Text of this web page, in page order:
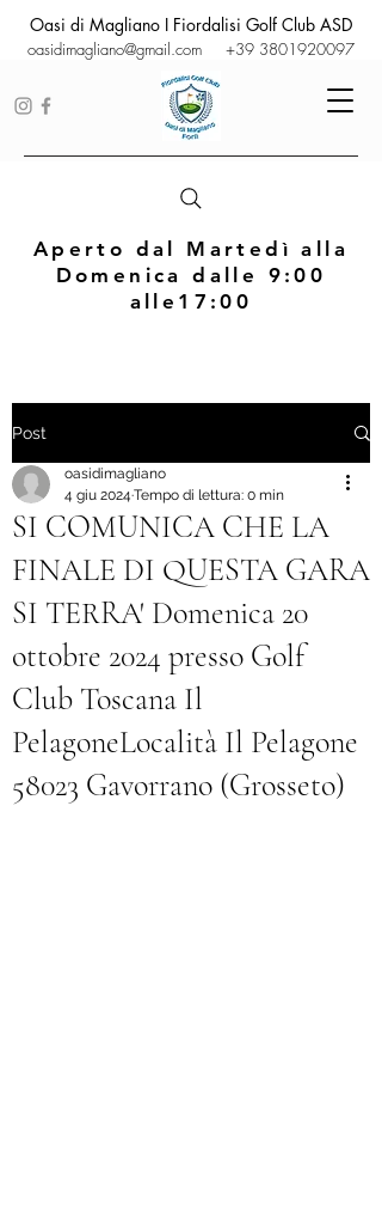
oasidimagliano@gmail.com +39 3801920097
Oasi di Magliano I Fiordalisi Golf Club ASD
Aperto dal Martedì alla
Domenica dalle 9:00
alle17:00
Post
SI COMUNICA CHE LA
FINALE DI QUESTA GARA
SI TERRA' Domenica 20
ottobre 2024 presso Golf
Club Toscana Il
PelagoneLocalità Il Pelagone
58023 Gavorrano (Grosseto)
oasidimagliano
4 giu 2024 Tempo di lettura: 0 min